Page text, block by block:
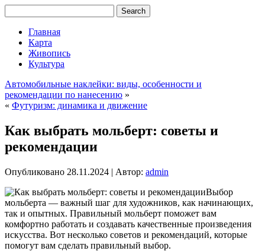
Главная
Карта
Живопись
Культура
Автомобильные наклейки: виды, особенности и
рекомендации по нанесению »
« Футуризм: динамика и движение
Как выбрать мольберт: советы и
рекомендации
Опубликовано 28.11.2024 | Автор: admin
Выбор
мольберта — важный шаг для художников, как начинающих,
так и опытных. Правильный мольберт поможет вам
комфортно работать и создавать качественные произведения
искусства. Вот несколько советов и рекомендаций, которые
помогут вам сделать правильный выбор.